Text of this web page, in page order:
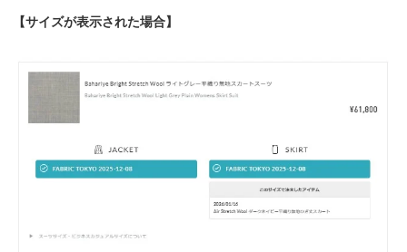
【サイズが表示された場合】